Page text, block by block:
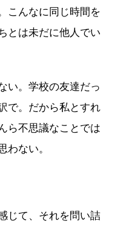
こんなに同じ時間を
とは未だに他人でい
い。学校の友達だっ
で。だから私とすれ
ら不思議なことでは
わない。
じて、それを問い詰